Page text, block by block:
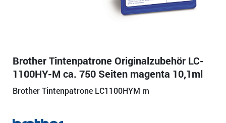
Brother Tintenpatrone Originalzubehör LC-
1100HY-M ca. 750 Seiten magenta 10,1ml
Brother Tintenpatrone LC1100HYM m